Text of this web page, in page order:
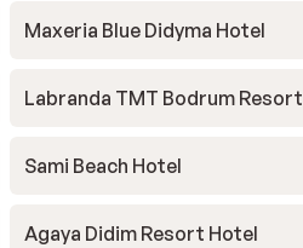
Maxeria Blue Didyma Hotel
Labranda TMT Bodrum Resort
Sami Beach Hotel
Agaya Didim Resort Hotel